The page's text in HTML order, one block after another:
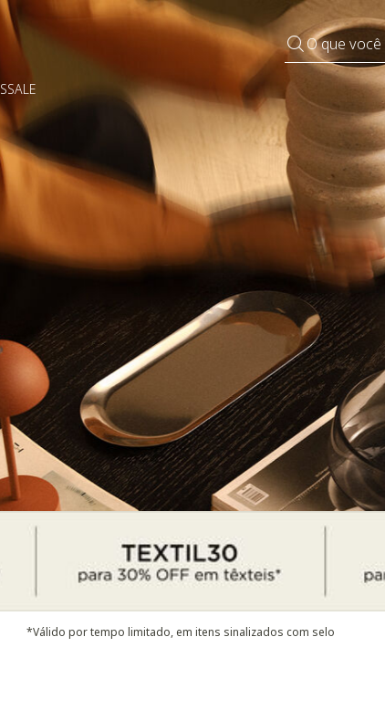
O que
SALE
Pequenos rituais
Grandes mudanças
Decorar
*Válido por tempo limitado, em itens sinalizados com selo